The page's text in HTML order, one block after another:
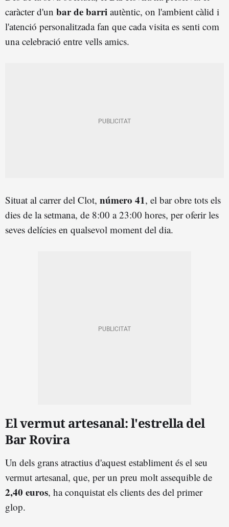
caràcter d'un bar de barri autèntic, on l'ambient càlid i
l'atenció personalitzada fan que cada visita es senti com
una celebració entre vells amics.
Situat al carrer del Clot, número 41, el bar obre tots els
dies de la setmana, de 8:00 a 23:00 hores, per oferir les
seves delícies en qualsevol moment del dia.
El vermut artesanal: l'estrella del
Bar Rovira
Un dels grans atractius d'aquest establiment és el seu
vermut artesanal, que, per un preu molt assequible de
2,40 euros, ha conquistat els clients des del primer
glop.